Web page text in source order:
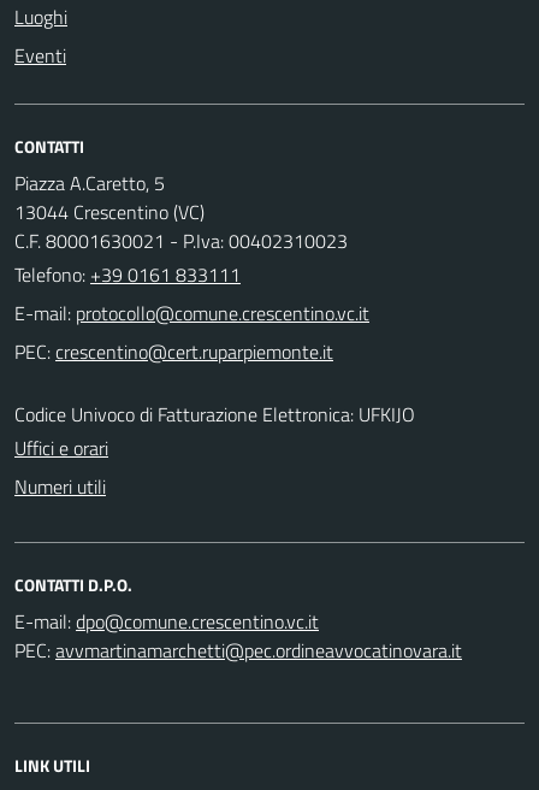
Luoghi
Eventi
CONTATTI
Piazza A.Caretto, 5
13044 Crescentino (VC)
C.F. 80001630021 - P.Iva: 00402310023
Telefono: +39 0161 833111
E-mail:
PEC:
Codice Univoco di Fatturazione Elettronica: UFKIJO
Uffici e orari
Numeri utili
CONTATTI D.P.O.
E-mail:
PEC:
LINK UTILI